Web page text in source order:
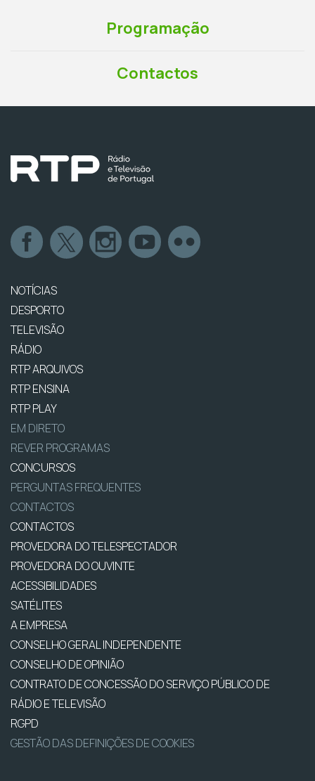
Programação
Contactos
NOTÍCIAS
DESPORTO
TELEVISÃO
RÁDIO
RTP ARQUIVOS
RTP ENSINA
RTP PLAY
EM DIRETO
REVER PROGRAMAS
CONCURSOS
PERGUNTAS FREQUENTES
CONTACTOS
CONTACTOS
PROVEDORA DO TELESPECTADOR
PROVEDORA DO OUVINTE
ACESSIBILIDADES
SATÉLITES
A EMPRESA
CONSELHO GERAL INDEPENDENTE
CONSELHO DE OPINIÃO
CONTRATO DE CONCESSÃO DO SERVIÇO PÚBLICO DE
RÁDIO E TELEVISÃO
RGPD
GESTÃO DAS DEFINIÇÕES DE COOKIES